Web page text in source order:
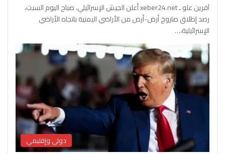
آفرين علو ـ xeber24.net أعلن الجيش الإسرائيلي، صباح اليوم السبت،
رصد إطلاق صاروخ أرض-أرض من الأراضي اليمنية باتجاه الأراضي
الإسرائيلية،…
دولي وإقليمي